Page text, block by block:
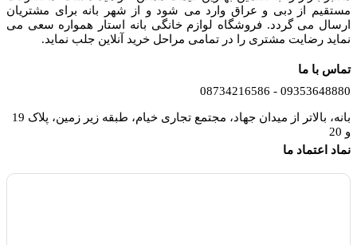
مستقیم از دبی و عراق وارد می شود و از شهر بانه برای مشتریان
ارسال می گردد. فروشگاه لوازم خانگی بانه استار همواره سعی می
نماید رضایت مشتری را در تمامی مراحل خرید آنلاین جلب نماید.
تماس با ما
09353648880 - 08734216586
بانه، بالاتر از میدان جهاد، مجتمع تجاری خیام، طبقه زیر زمین، پلاک 19
و 20
نماد اعتماد ما